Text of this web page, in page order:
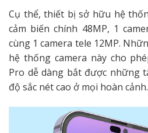
Cụ thể, thiết bị sở hữu hệ
cảm biến chính 48MP, 1
cùng 1 camera tele 12MP.
hệ thống camera này cho
Pro dễ dàng bắt được những
độ sắc nét cao ở mọi hoàn cảnh.